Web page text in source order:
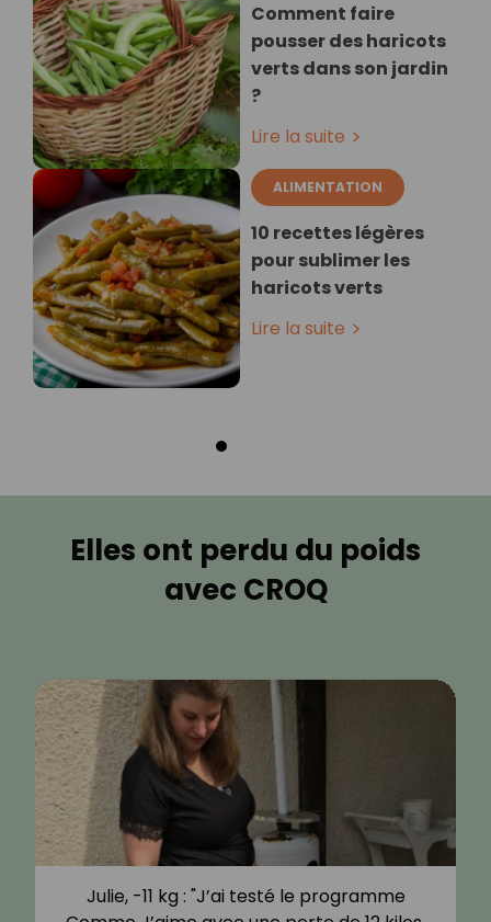
Comment faire
pousser des haricots
verts dans son jardin
?
Lire la suite
ALIMENTATION
10 recettes légères
pour sublimer les
haricots verts
Lire la suite
Elles ont perdu du poids
avec CROQ
Julie, -11 kg : "J’ai testé le programme